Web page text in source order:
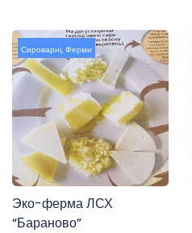
Сироварні, Ферми
Эко-ферма ЛСХ
“Бараново”